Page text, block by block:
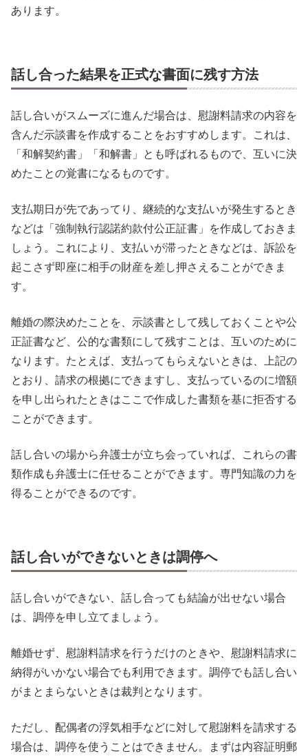
あります。
話し合った結果を正式な書面に残す方法
話し合いがスムーズに進んだ場合は、慰謝料請求の内容を
含んだ示談書を作成することをおすすめします。これは、
「和解契約書」「和解書」とも呼ばれるもので、互いに決
めたことの覚書になるものです。
支払期日が先であってり、継続的な支払いが発生するとき
などは「強制執行認諾約款付公正証書」を作成しておきま
しょう。これにより、支払いが滞ったときなどは、訴訟を
起こさず即座に相手の財産を差し押さえることができま
す。
離婚の際決めたことを、示談書として残しておくことや公
正証書など、公的な書類にして残すことは、互いのために
なります。たとえば、支払ってもらえないときは、上記の
とおり、請求の根拠にできますし、支払っているのに増額
を申し出られたときはここで作成した書類を基に拒否する
ことができます。
話し合いの場から弁護士が立ち会っていれば、これらの書
類作成も弁護士に任せることができます。専門知識の力を
得ることができるのです。
話し合いができないときは調停へ
話し合いができない、話し合っても結論が出せない場合
は、調停を申し立てましょう。
離婚せず、慰謝料請求を行うだけのときや、慰謝料請求に
納得がいかない場合でも利用できます。調停でも話し合い
がまとまらないときは裁判となります。
ただし、配偶者の浮気相手などに対して慰謝料を請求する
場合は、調停を使うことはできません。まずは内容証明郵